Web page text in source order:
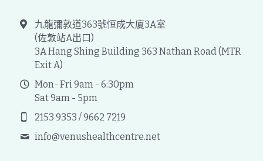
九龍彌敦道363號恒成大廈3A室
(佐敦站A出口)
3A Hang Shing Building 363 Nathan Road (MTR
Exit A)
Mon- Fri 9am - 6:30pm
Sat 9am - 5pm
2153 9353 / 9662 7219
info@venushealthcentre.net